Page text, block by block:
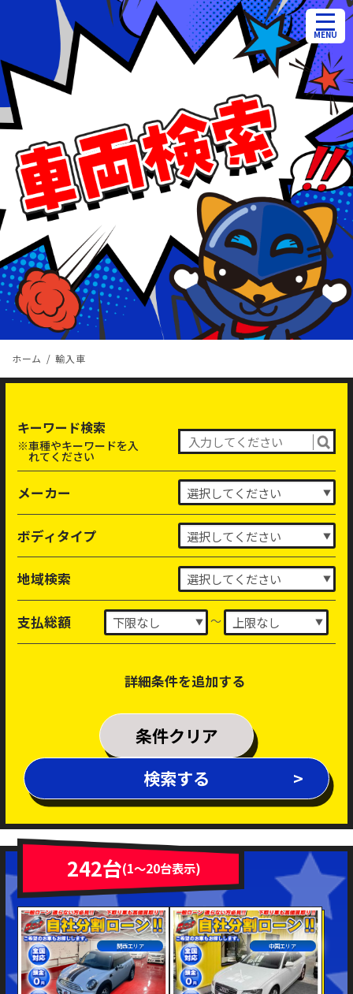
ホーム 輸入車
キーワード検索
※車種やキーワードを入
れてください
メーカー
ボディタイプ
地域検索
支払総額 ～
詳細条件を追加する
排気量
年式 ～
新着車両
条件クリア
検索する
242台(1～20台表示)
関西エリア 中国エリア